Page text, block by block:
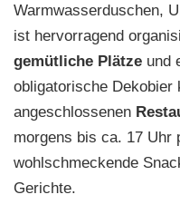
Warmwasserduschen,
ist hervorragend
gemütliche Plätze und
obligatorische Dekobier
angeschlossenen
morgens bis ca. 17 Uhr
wohlschmeckende
Gerichte.